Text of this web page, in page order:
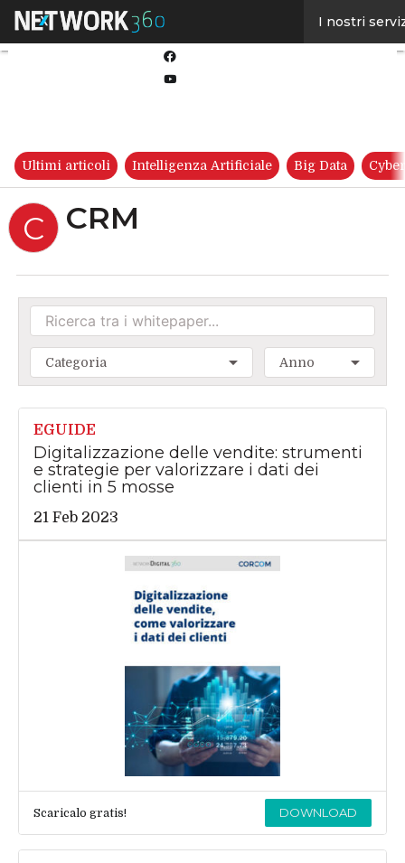
I nostri
Ultimi articoli Intelligenza Artificiale Big Data
C CRM
Categoria Anno
EGUIDE
Digitalizzazione delle vendite: strumenti
e strategie per valorizzare i dati dei
clienti in 5 mosse
21 Feb 2023
Scaricalo gratis! DOWNLOAD